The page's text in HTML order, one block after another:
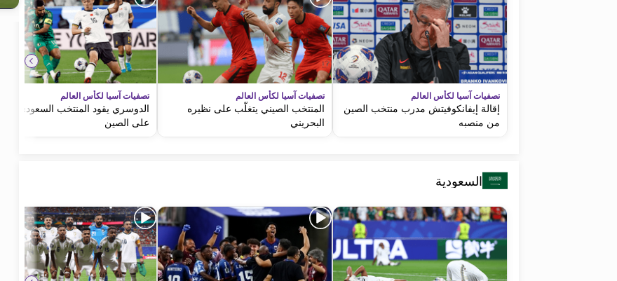
تصفيات آسيا لكأس العالم
إقالة إيفانكوفيتش مدرب منتخب الصين
من منصبه
تصفيات آسيا لكأس العالم
المنتخب الصيني يتغلّب على نظيره
البحريني
تصفيات آسيا لكأس العالم
الدوسري يقود المنتخب السعودي للفوز
على الصين
السعودية